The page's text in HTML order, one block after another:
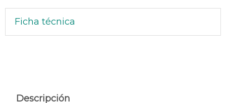
Ficha técnica
Descripción